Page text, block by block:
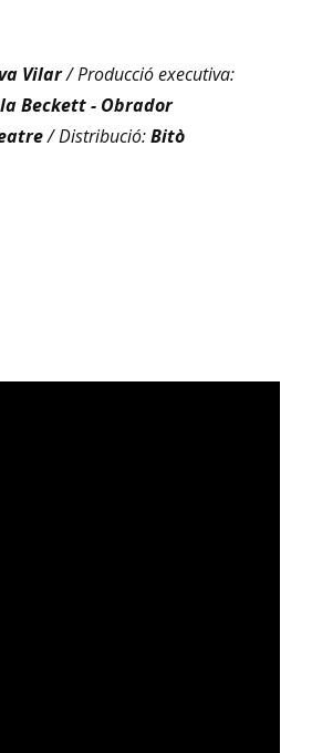
Vilar/ Producció executiva:
Beckett - Obrador
/ Distribució:Bitò